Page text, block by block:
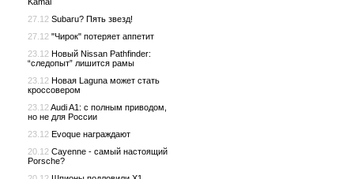
27.12 Subaru? Пять звезд!
27.12 "Чирок" потеряет аппетит
23.12 Новый Nissan Pathfinder:
“следопыт” лишится рамы
23.12 Новая Laguna может стать
кроссовером
23.12 Audi A1: с полным приводом,
но не для России
23.12 Evoque награждают
20.12 Cayenne - самый настоящий
Porsche?